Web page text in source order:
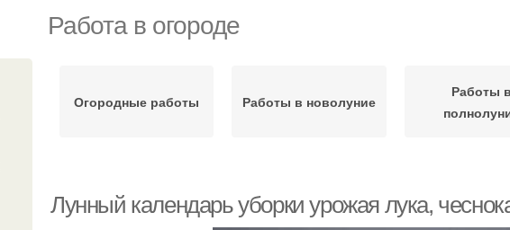
Работа в огороде
Огородные работы Работы в новолуние
Работы в
Лунный календарь уборки урожая лука,